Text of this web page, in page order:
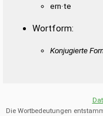
ern·te
Wortform:
Konjugierte
Die Wortbedeutungen